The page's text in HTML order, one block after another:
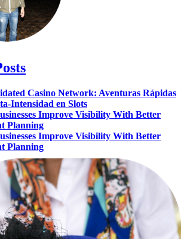
Casino Network: Aventuras Rápidas
en Slots
Improve Visibility With Better
Planning
Improve Visibility With Better
Planning